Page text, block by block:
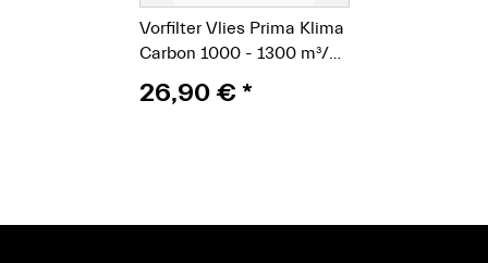
Vorfilter Vlies Prima Klima
Carbon 1000 - 1300 m³/h
26,90 €*